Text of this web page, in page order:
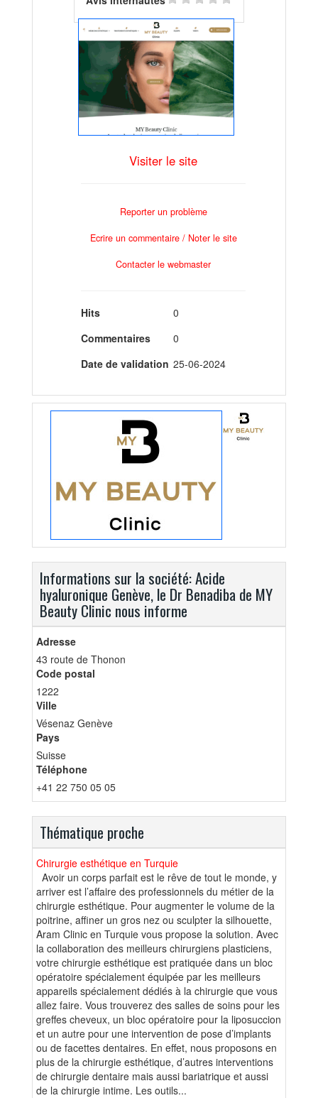
Visiter le site
Reporter un problème
Ecrire un commentaire / Noter le site
Contacter le webmaster
Hits
0
Commentaires
0
Date de validation 25-06-2024
Informations sur la société: Acide
hyaluronique Genève, le Dr Benadiba de MY
Beauty Clinic nous informe
Adresse
43 route de Thonon
Code postal
1222
Ville
Vésenaz Genève
Pays
Suisse
Téléphone
+41 22 750 05 05
Thématique proche
Chirurgie esthétique en Turquie
Avoir un corps parfait est le rêve de tout le monde, y
arriver est l’affaire des professionnels du métier de la
chirurgie esthétique. Pour augmenter le volume de la
poitrine, affiner un gros nez ou sculpter la silhouette,
Aram Clinic en Turquie vous propose la solution. Avec
la collaboration des meilleurs chirurgiens plasticiens,
votre chirurgie esthétique est pratiquée dans un bloc
opératoire spécialement équipée par les meilleurs
appareils spécialement dédiés à la chirurgie que vous
allez faire. Vous trouverez des salles de soins pour les
greffes cheveux, un bloc opératoire pour la liposuccion
et un autre pour une intervention de pose d’implants
ou de facettes dentaires. En effet, nous proposons en
plus de la chirurgie esthétique, d’autres interventions
de chirurgie dentaire mais aussi bariatrique et aussi
de la chirurgie intime. Les outils...